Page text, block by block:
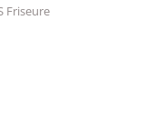
Friseure